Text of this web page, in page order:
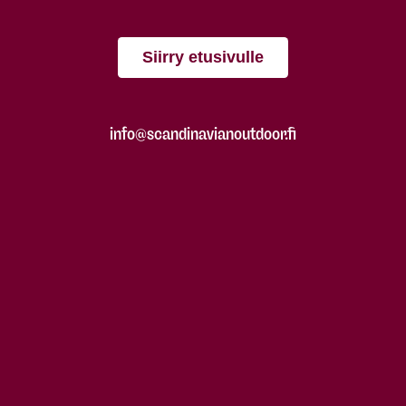
Siirry etusivulle
info@scandinavianoutdoor.fi